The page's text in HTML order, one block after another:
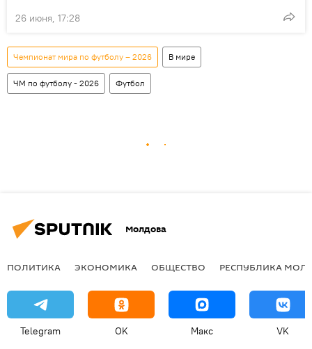
26 июня, 17:28
Чемпионат мира по футболу – 2026 В мире
ЧМ по футболу - 2026 Футбол
Молдова
ПОЛИТИКА ЭКОНОМИКА ОБЩЕСТВО РЕСПУБЛИКА
Telegram OK Макс VK